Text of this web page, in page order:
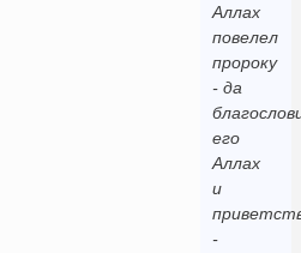
Аллах
повелел
пророку
- да
его
Аллах
и
-